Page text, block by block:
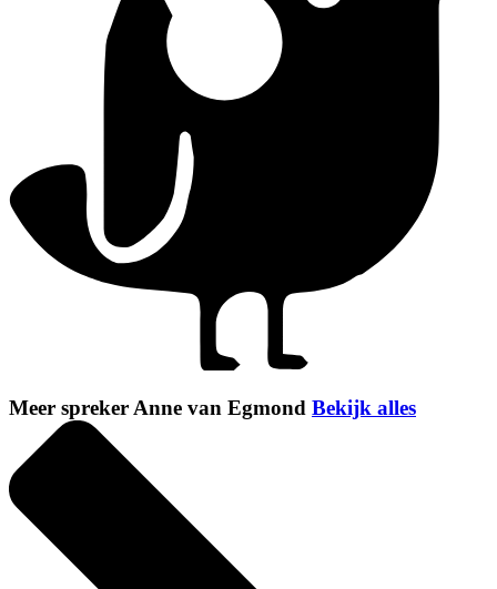
Meer spreker Anne van Egmond Bekijk alles